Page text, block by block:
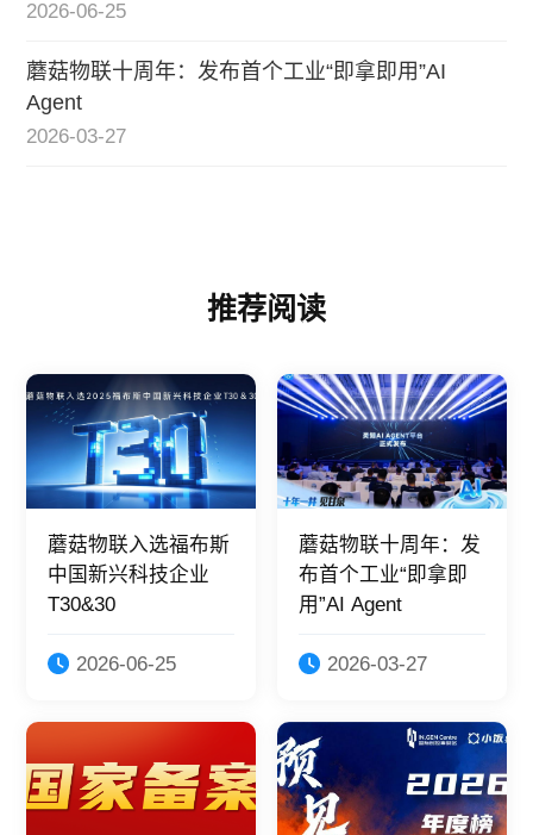
2026-06-25
蘑菇物联十周年：发布首个工业“即拿即用”AI
Agent
2026-03-27
推荐阅读
蘑菇物联入选福布斯
中国新兴科技企业
T30&30
2026-06-25
蘑菇物联十周年：发
布首个工业“即拿即
用”AI Agent
2026-03-27